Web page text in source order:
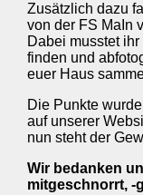
Zusätzlich dazu
von der FS MaIn
Dabei musstet
finden und
euer Haus
Die Punkte
auf unserer
nun steht der
Wir bedanken
mitgeschnorrt, -